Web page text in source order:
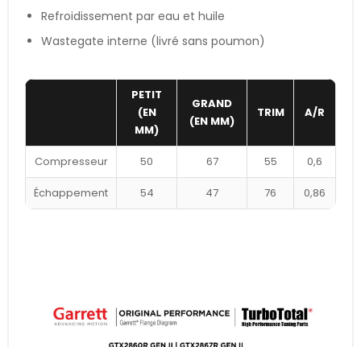
Refroidissement par eau et huile
Wastegate interne (livré sans poumon)
PETIT
(EN
MM)
GRAND
(EN MM)
TRIM A/R
Compresseur 50 67 55 0,6
Échappement 54 47 76 0,86